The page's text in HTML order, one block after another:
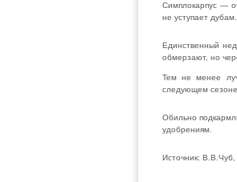
Симплокарпус —
не уступает дубам.
Единственный
обмерзают, но
Тем не менее
следующем сезоне
Обильно
удобрениям.
Источник: